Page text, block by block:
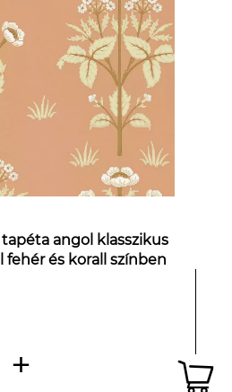
angol klasszikus
és korall színben